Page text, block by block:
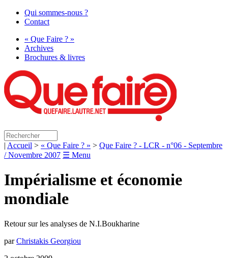
Qui sommes-nous ?
Contact
« Que Faire ? »
Archives
Brochures & livres
| Accueil > « Que Faire ? » > Que Faire ? - LCR - n°06 - Septembre
/ Novembre 2007 ☰ Menu
Impérialisme et économie
mondiale
Retour sur les analyses de N.I.Boukharine
parChristakis Georgiou